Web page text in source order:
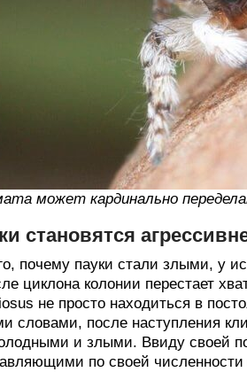
может кардинально
становятся
почему пауки стали злыми, у
циклона колонии перестает
не просто находиться в
словами, после наступления
и злыми. Ввиду своей
по своей